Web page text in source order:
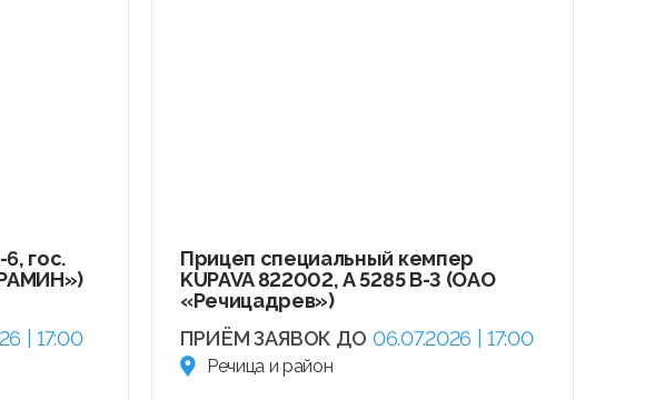
гос.
| 17:00
Прицеп специальный кемпер
KUPAVA 822002, А 5285 В-3 (ОАО
«Речицадрев»)
ПРИЁМ ЗАЯВОК ДО 06.07.2026 | 17:00
Речица и район